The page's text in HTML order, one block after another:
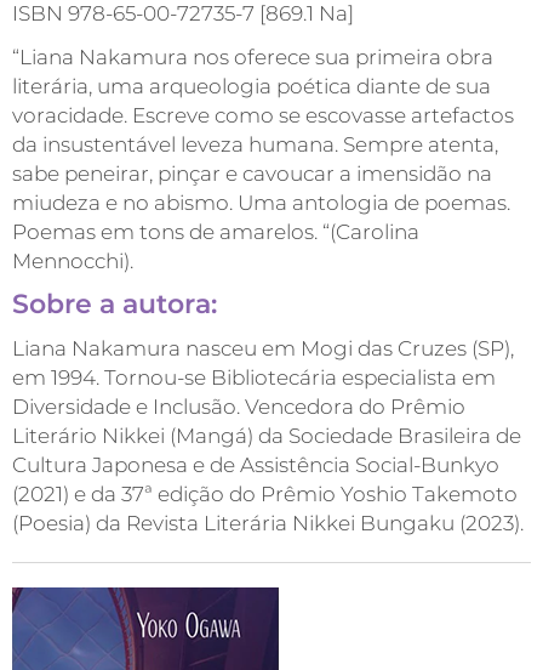
ISBN 978-65-00-72735-7 [869.1 Na]
“Liana Nakamura nos oferece sua primeira obra
literária, uma arqueologia poética diante de sua
voracidade. Escreve como se escovasse artefactos
da insustentável leveza humana. Sempre atenta,
sabe peneirar, pinçar e cavoucar a imensidão na
miudeza e no abismo. Uma antologia de poemas.
Poemas em tons de amarelos. “(Carolina
Mennocchi).
Sobre a autora:
Liana Nakamura nasceu em Mogi das Cruzes (SP),
em 1994. Tornou-se Bibliotecária especialista em
Diversidade e Inclusão. Vencedora do Prêmio
Literário Nikkei (Mangá) da Sociedade Brasileira de
Cultura Japonesa e de Assistência Social-Bunkyo
(2021) e da 37ª edição do Prêmio Yoshio Takemoto
(Poesia) da Revista Literária Nikkei Bungaku (2023).